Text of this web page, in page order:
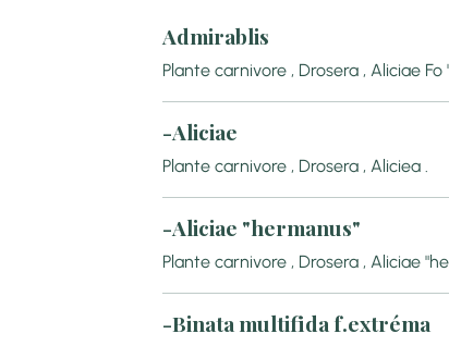
Admirablis
Plante carnivore , Drosera , Aliciae Fo
-Aliciae
Plante carnivore , Drosera , Aliciea .
-Aliciae "hermanus"
Plante carnivore , Drosera , Aliciae
-Binata multifida f.extréma